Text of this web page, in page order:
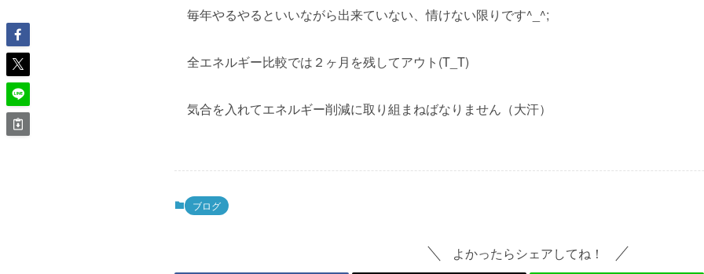
毎年やるやるといいながら出来ていない、情けない限りです^_^;
全エネルギー比較では２ヶ月を残してアウト(T_T)
気合を入れてエネルギー削減に取り組まねばなりません（大汗）
ブログ
よかったらシェアしてね！